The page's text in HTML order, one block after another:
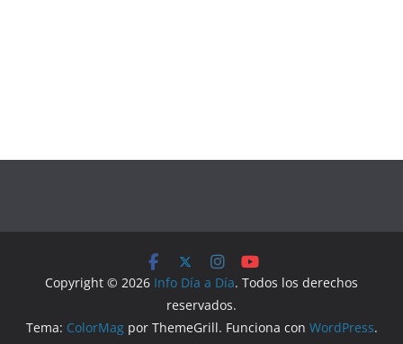
Copyright © 2026 Info Día a Día. Todos los derechos
reservados.
Tema: ColorMagpor ThemeGrill. Funciona con WordPress.